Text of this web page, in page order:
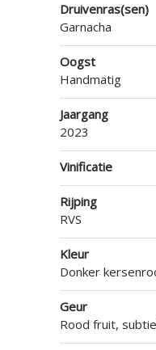
Druivenras(sen)
Garnacha
Oogst
Handmatig
Jaargang
2023
Vinificatie
Rijping
RVS
Kleur
Donker
Geur
Rood fruit,